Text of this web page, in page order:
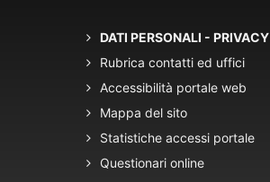
DATI PERSONALI - PRIVACY
Rubrica contatti ed uffici
Accessibilità portale web
Mappa del sito
Statistiche accessi portale
Questionari online